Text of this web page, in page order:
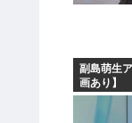
副島萌生
画あり】